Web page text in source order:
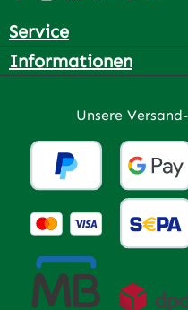
Service
Informationen
Unsere